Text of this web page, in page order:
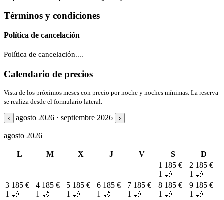
Términos y condiciones
Política de cancelación
Política de cancelación....
Calendario de precios
Vista de los próximos meses con precio por noche y noches mínimas. La reserva
se realiza desde el formulario lateral.
‹ agosto 2026 · septiembre 2026 ›
agosto 2026
L M X J V S
D
1 185 €
1 🌙
2 185 €
1 🌙
3 185 €
1 🌙
4 185 €
1 🌙
5 185 €
1 🌙
6 185 €
1 🌙
7 185 €
1 🌙
8 185 €
1 🌙
9 185 €
1 🌙